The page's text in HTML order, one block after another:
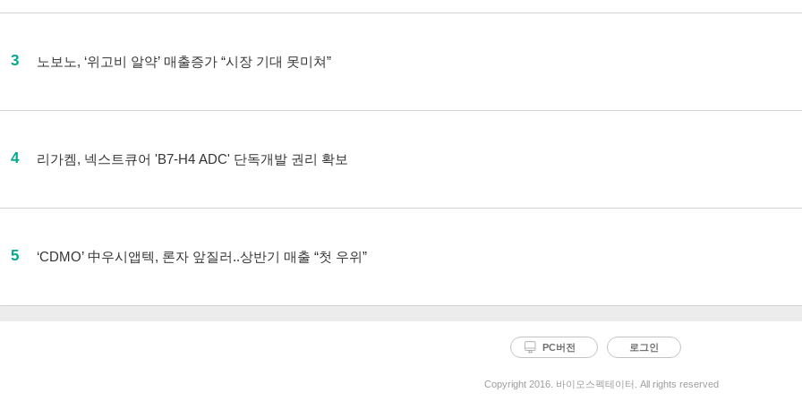
3 노보노, ‘위고비 알약’ 매출증가 “시장 기대 못미쳐”
4 리가켐, 넥스트큐어 'B7-H4 ADC' 단독개발 권리 확보
5 ‘CDMO’ 中우시앱텍, 론자 앞질러..상반기 매출 “첫 우위”
PC버전 로그인
Copyright 2016. 바이오스펙테이터. All rights reserved